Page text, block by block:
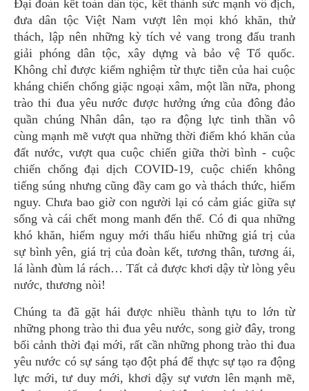
Đại đoàn kết toàn dân tộc, kết thành sức mạnh vô địch,
đưa dân tộc Việt Nam vượt lên mọi khó khăn, thử
thách, lập nên những kỳ tích vẻ vang trong đấu tranh
giải phóng dân tộc, xây dựng và bảo vệ Tổ quốc.
Không chỉ được kiểm nghiệm từ thực tiễn của hai cuộc
kháng chiến chống giặc ngoại xâm, một lần nữa, phong
trào thi đua yêu nước được hưởng ứng của đông đảo
quần chúng Nhân dân, tạo ra động lực tinh thần vô
cùng mạnh mẽ vượt qua những thời điểm khó khăn của
đất nước, vượt qua cuộc chiến giữa thời bình - cuộc
chiến chống đại dịch COVID-19, cuộc chiến không
tiếng súng nhưng cũng đầy cam go và thách thức, hiểm
nguy. Chưa bao giờ con người lại có cảm giác giữa sự
sống và cái chết mong manh đến thế. Có đi qua những
khó khăn, hiểm nguy mới thấu hiểu những giá trị của
sự bình yên, giá trị của đoàn kết, tương thân, tương ái,
lá lành đùm lá rách… Tất cả được khơi dậy từ lòng yêu
nước, thương nòi!
Chúng ta đã gặt hái được nhiều thành tựu to lớn từ
những phong trào thi đua yêu nước, song giờ đây, trong
bối cảnh thời đại mới, rất cần những phong trào thi đua
yêu nước có sự sáng tạo đột phá để thực sự tạo ra động
lực mới, tư duy mới, khơi dậy sự vươn lên mạnh mẽ,